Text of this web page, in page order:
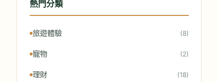
熱門分類
旅遊體驗 (8)
寵物 (2)
理財 (18)